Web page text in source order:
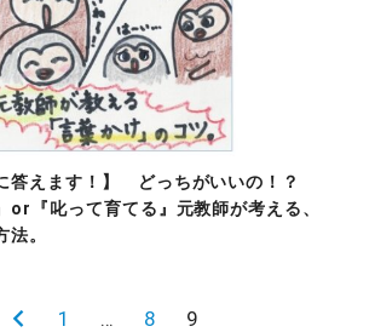
答えます！】 どっちがいいの！？
or『叱って育てる』元教師が考える、
法。
前1 … 8 9